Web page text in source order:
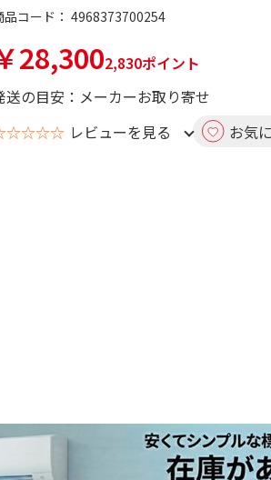
品コード： 4968373700254
28,3002,830ポイント
送の目安：メーカーお取り寄せ
レビューを見る お気